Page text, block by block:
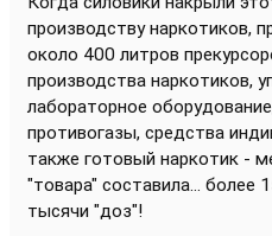
производству наркотиков,
около 400 литров
производства наркотиков,
лабораторное
противогазы, средства
также готовый наркотик -
"товара" составила... более
тысячи "доз"!